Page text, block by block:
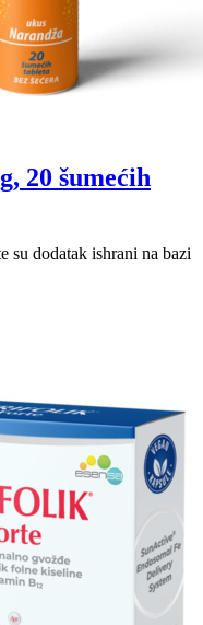
20 šumećih
su dodatak ishrani na bazi